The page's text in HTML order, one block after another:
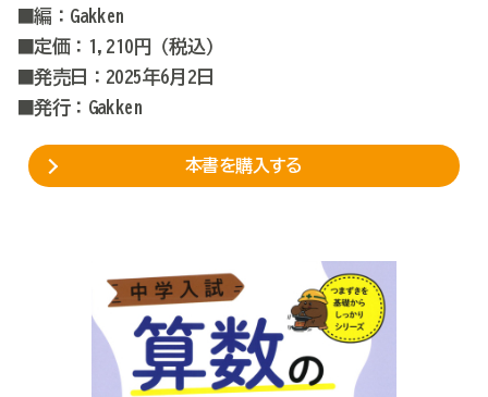
■編：Gakken
■定価：1,210円（税込）
■発売日：2025年6月2日
■発行：Gakken
本書を購入する